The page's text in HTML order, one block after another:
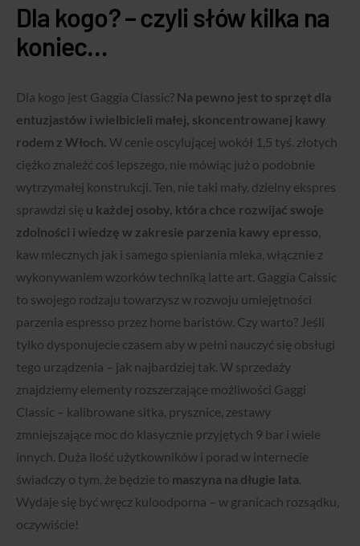
Dla kogo? – czyli słów kilka na
koniec…
Dla kogo jest Gaggia Classic? Na pewno jest to sprzęt dla
entuzjastów i wielbicieli małej, skoncentrowanej kawy
rodem z Włoch. W cenie oscylującej wokół 1,5 tyś. złotych
ciężko znaleźć coś lepszego, nie mówiąc już o podobnie
wytrzymałej konstrukcji. Ten, nie taki mały, dzielny ekspres
sprawdzi się u każdej osoby, która chce rozwijać swoje
zdolności i wiedzę w zakresie parzenia kawy epresso
kaw mlecznych jak i samego spieniania mleka, włącznie z
wykonywaniem wzorków techniką latte art. Gaggia Calssic
to swojego rodzaju towarzysz w rozwoju umiejętności
parzenia espresso przez home baristów. Czy warto? Jeśli
tylko dysponujecie czasem aby w pełni nauczyć się obsługi
tego urządzenia – jak najbardziej tak. W sprzedaży
znajdziemy elementy rozszerzające możliwości Gaggi
Classic – kalibrowane sitka, prysznice, zestawy
zmniejszające moc do klasycznie przyjętych 9 bar i wiele
innych. Duża ilość użytkowników i porad w internecie
świadczy o tym, że będzie to maszyna na długie lata
Wydaje się być wręcz kuloodporna – w granicach rozsądku,
oczywiście!